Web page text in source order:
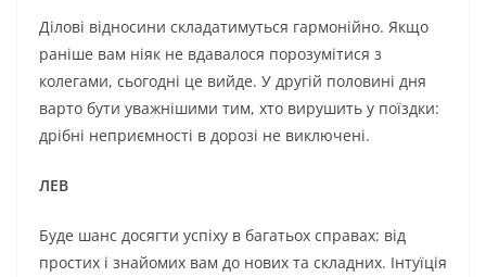
Ділові відносини складатимуться гармонійно. Якщо
раніше вам ніяк не вдавалося порозумітися з
колегами, сьогодні це вийде. У другій половині дня
варто бути уважнішими тим, хто вирушить у поїздки:
дрібні неприємності в дорозі не виключені.
ЛЕВ
Буде шанс досягти успіху в багатьох справах: від
простих і знайомих вам до нових та складних. Інтуїція